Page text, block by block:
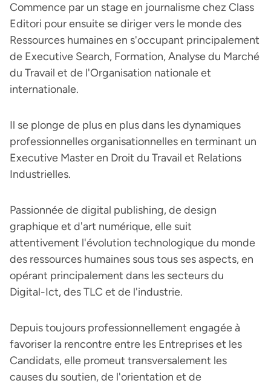
Commence par un stage en journalisme chez Class
Editori pour ensuite se diriger vers le monde des
Ressources humaines en s'occupant principalement
de Executive Search, Formation, Analyse du Marché
du Travail et de l'Organisation nationale et
internationale.
Il se plonge de plus en plus dans les dynamiques
professionnelles organisationnelles en terminant un
Executive Master en Droit du Travail et Relations
Industrielles.
Passionnée de digital publishing, de design
graphique et d'art numérique, elle suit
attentivement l'évolution technologique du monde
des ressources humaines sous tous ses aspects, en
opérant principalement dans les secteurs du
Digital-Ict, des TLC et de l'industrie.
Depuis toujours professionnellement engagée à
favoriser la rencontre entre les Entreprises et les
Candidats, elle promeut transversalement les
causes du soutien, de l'orientation et de